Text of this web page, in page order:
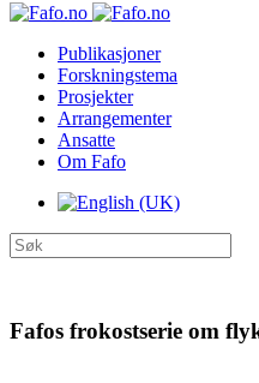
Publikasjoner
Forskningstema
Prosjekter
Arrangementer
Ansatte
Om Fafo
Fafos frokostserie om